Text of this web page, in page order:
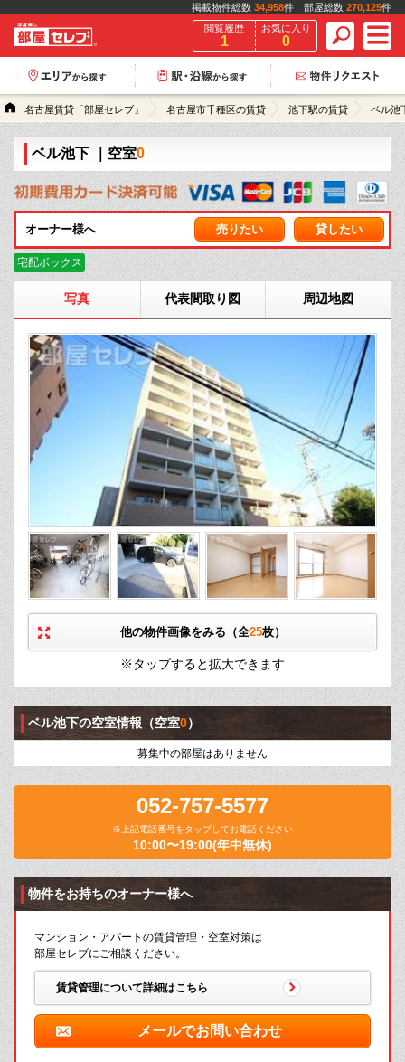
掲載物件総数 34,958件 部屋総数 270,125件
閲覧履歴
1
お気に入り
0
名古屋賃貸「部屋セレブ」 名古屋市千種区の賃貸 池下駅の賃貸 ベル池
ベル池下 ｜空室0
オーナー様へ 売りたい 貸したい
宅配ボックス
写真 代表間取り図 周辺地図
他の物件画像をみる（全25枚）
※タップすると拡大できます
ベル池下の空室情報 （空室0）
募集中の部屋はありません
052-757-5577
※上記電話番号をタップしてお電話ください
10:00〜19:00(年中無休)
物件をお持ちのオーナー様へ
マンション・アパートの賃貸管理・空室対策は
部屋セレブにご相談ください。
賃貸管理について詳細はこちら
メールでお問い合わせ